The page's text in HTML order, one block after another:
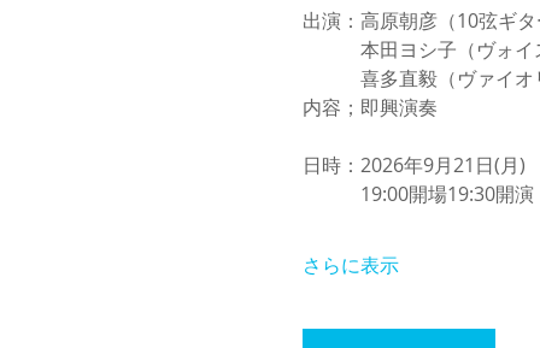
出演：高原朝彦（10弦ギ
本田ヨシ子（ヴォイ
喜多直毅（ヴァイオ
内容；即興演奏
日時：2026年9月21日(
19:00開場19:30開演 ※
さらに表示